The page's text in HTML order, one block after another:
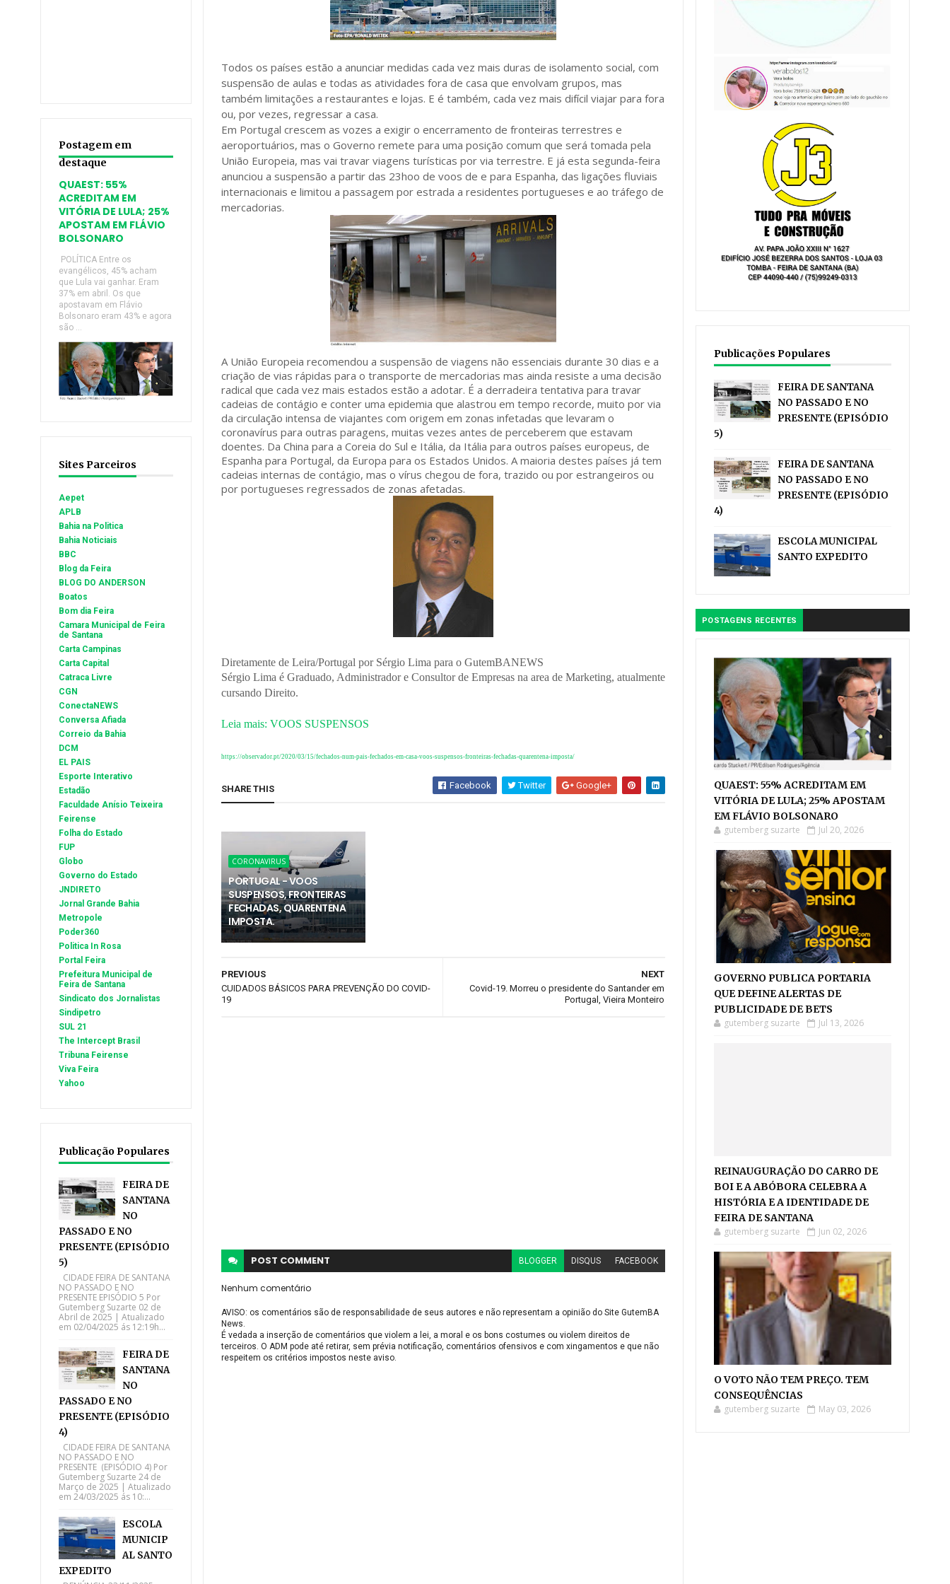
Postagem em
destaque
QUAEST: 55%
ACREDITAM EM
VITÓRIA DE LULA; 25%
APOSTAM EM FLÁVIO
BOLSONARO
POLÍTICA Entre os
evangélicos, 45% acham
que Lula vai ganhar. Eram
37% em abril. Os que
apostavam em Flávio
Bolsonaro eram 43% e agora
são ...
Sites Parceiros
Aepet
APLB
Bahia na Politica
Bahia Noticiais
BBC
Blog da Feira
BLOG DO ANDERSON
Boatos
Bom dia Feira
Camara Municipal de Feira
de Santana
Carta Campinas
Carta Capital
Catraca Livre
CGN
ConectaNEWS
Conversa Afiada
Correio da Bahia
DCM
EL PAIS
Esporte Interativo
Estadão
Faculdade Anísio Teixeira
Feirense
Folha do Estado
FUP
Globo
Governo do Estado
JNDIRETO
Jornal Grande Bahia
Metropole
Poder360
Politica In Rosa
Portal Feira
Prefeitura Municipal de
Feira de Santana
Sindicato dos Jornalistas
Sindipetro
SUL 21
The Intercept Brasil
Tribuna Feirense
Viva Feira
Yahoo
Publicação Populares
FEIRA DE
SANTANA
NO
PASSADO E NO
PRESENTE (EPISÓDIO
5)
CIDADE FEIRA DE SANTANA
NO PASSADO E NO
PRESENTE EPISÓDIO 5 Por
Gutemberg Suzarte 02 de
Abril de 2025 | Atualizado
em 02/04/2025 ás 12:19h...
FEIRA DE
SANTANA
NO
PASSADO E NO
PRESENTE (EPISÓDIO
4)
CIDADE FEIRA DE SANTANA
NO PASSADO E NO
PRESENTE (EPISÓDIO 4) Por
Gutemberg Suzarte 24 de
Março de 2025 | Atualizado
em 24/03/2025 ás 10:...
ESCOLA
MUNICIP
AL SANTO
EXPEDITO
Todos os países estão a anunciar medidas cada vez mais duras de isolamento social, com
suspensão de aulas e todas as atividades fora de casa que envolvam grupos, mas
também limitações a restaurantes e lojas. E é também, cada vez mais difícil viajar para fora
ou, por vezes, regressar a casa.
Em Portugal crescem as vozes a exigir o encerramento de fronteiras terrestres e
aeroportuários, mas o Governo remete para uma posição comum que será tomada pela
União Europeia, mas vai travar viagens turísticas por via terrestre. E já esta segunda-feira
anunciou a suspensão a partir das 23hoo de voos de e para Espanha, das ligações fluviais
internacionais e limitou a passagem por estrada a residentes portugueses e ao tráfego de
mercadorias.
A União Europeia recomendou a suspensão de viagens não essenciais durante 30 dias e a
criação de vias rápidas para o transporte de mercadorias mas ainda resiste a uma decisão
radical que cada vez mais estados estão a adotar. É a derradeira tentativa para travar
cadeias de contágio e conter uma epidemia que alastrou em tempo recorde, muito por via
da circulação intensa de viajantes com origem em zonas infetadas que levaram o
coronavírus para outras paragens, muitas vezes antes de perceberem que estavam
doentes. Da China para a Coreia do Sul e Itália, da Itália para outros países europeus, de
Espanha para Portugal, da Europa para os Estados Unidos. A maioria destes países já tem
cadeias internas de contágio, mas o vírus chegou de fora, trazido ou por estrangeiros ou
por portugueses regressados de zonas afetadas.
Diretamente de Leira/Portugal por Sérgio Lima para o GutemBANEWS
Sérgio Lima é Graduado, Administrador e Consultor de Empresas na area de Marketing, atualmente
cursando Direito.
Leia mais: VOOS SUSPENSOS
https://observador.pt/2020/03/15/fechados-num-pais-fechados-em-casa-voos-suspensos-fronteiras-fechadas-quarentena-imposta/
SHARE THIS Facebook Twitter Google+
CORONAVIRUS
PORTUGAL - VOOS
SUSPENSOS, FRONTEIRAS
FECHADAS, QUARENTENA
IMPOSTA.
NEXT
Covid-19. Morreu o presidente do Santander em
Portugal, Vieira Monteiro
PREVIOUS
CUIDADOS BÁSICOS PARA PREVENÇÃO DO COVID-
19
POST COMMENT BLOGGER DISQUS FACEBOOK
Nenhum comentário
AVISO: os comentários são de responsabilidade de seus autores e não representam a opinião do Site GutemBA
News.
É vedada a inserção de comentários que violem a lei, a moral e os bons costumes ou violem direitos de
terceiros. O ADM pode até retirar, sem prévia notificação, comentários ofensivos e com xingamentos e que não
respeitem os critérios impostos neste aviso.
Publicações Populares
FEIRA DE SANTANA
NO PASSADO E NO
PRESENTE (EPISÓDIO
5)
FEIRA DE SANTANA
NO PASSADO E NO
PRESENTE (EPISÓDIO
4)
ESCOLA MUNICIPAL
SANTO EXPEDITO
POSTAGENS RECENTES
QUAEST: 55% ACREDITAM EM
VITÓRIA DE LULA; 25% APOSTAM
EM FLÁVIO BOLSONARO
gutemberg suzarte Jul 20, 2026
GOVERNO PUBLICA PORTARIA
QUE DEFINE ALERTAS DE
PUBLICIDADE DE BETS
gutemberg suzarte Jul 13, 2026
REINAUGURAÇÃO DO CARRO DE
BOI E A ABÓBORA CELEBRA A
HISTÓRIA E A IDENTIDADE DE
FEIRA DE SANTANA
gutemberg suzarte Jun 02, 2026
O VOTO NÃO TEM PREÇO. TEM
CONSEQUÊNCIAS
gutemberg suzarte May 03, 2026